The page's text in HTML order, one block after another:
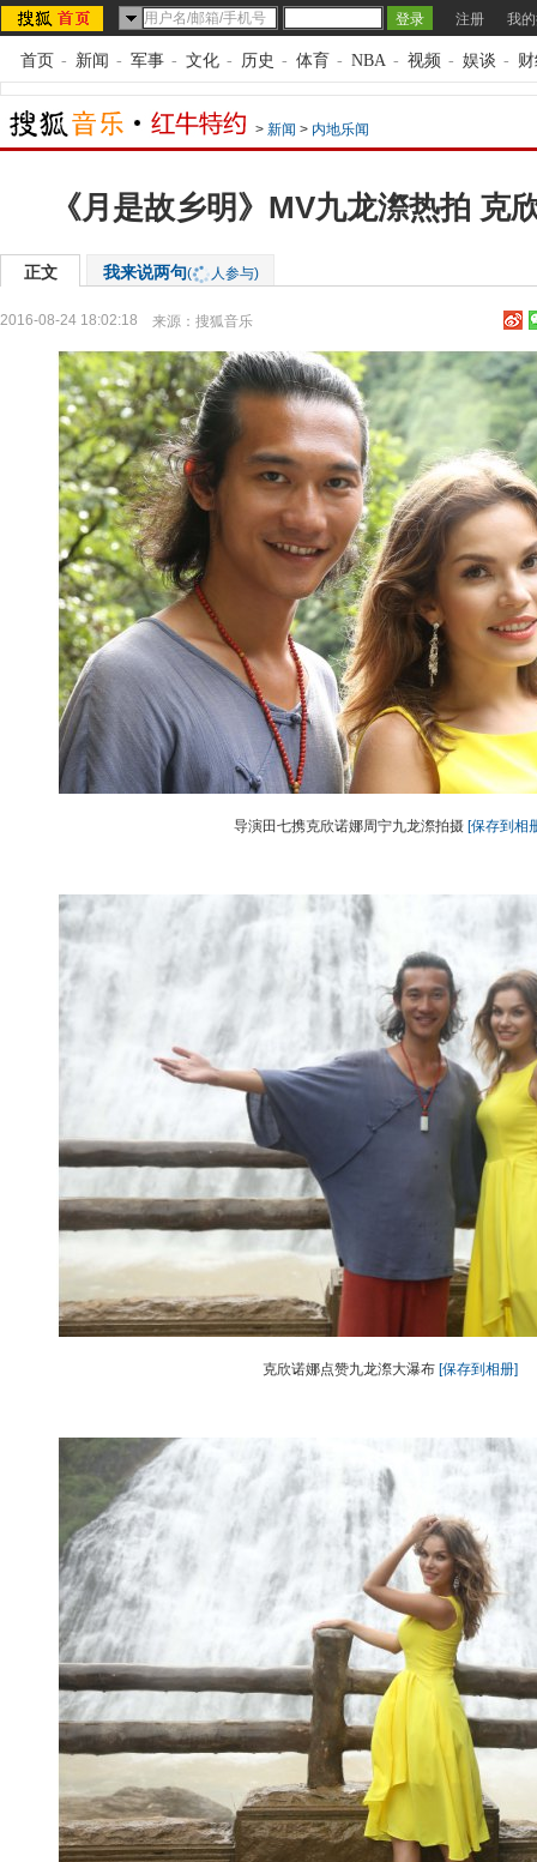
注册 我
首页 - 新闻 - 军事 - 文化 - 历史 - 体育 - NBA - 视频 - 娱谈 -
> 新闻 > 内地乐闻
《月是故乡明》MV九龙漈热拍 克
正文 我来说两句( 人参与)
2016-08-24 18:02:18 来源： 搜狐音乐
导演田七携克欣诺娜周宁九龙漈拍摄 [保存到相
克欣诺娜点赞九龙漈大瀑布 [保存到相册]
动